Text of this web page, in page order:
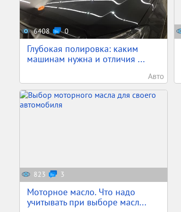
6408 0
Глубокая полировка: каким
машинам нужна и отличия ...
Авто
823 3
Моторное масло. Что надо
учитывать при выборе масл...